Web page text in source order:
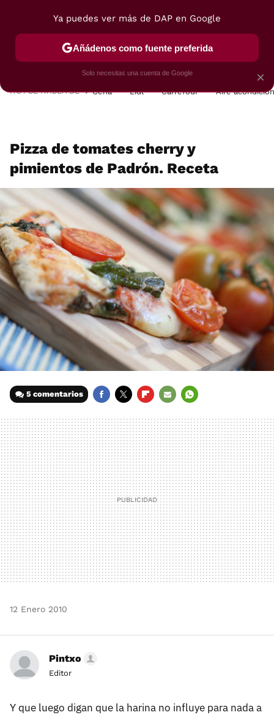
POSTRES VIAJES SELECCIÓN VEGUI
HOY SE HABLA DE Cena Lidl Carrefour Aire
Pizza de tomates cherry y
pimientos de Padrón. Receta
5 comentarios
MAIL
12 Enero 2010
Pintxo
Editor
Y que luego digan que la harina no influye para nada a
×
Ya puedes ver más de DAP en Google
Añádenos como fuente preferida
Solo necesitas una cuenta de Google